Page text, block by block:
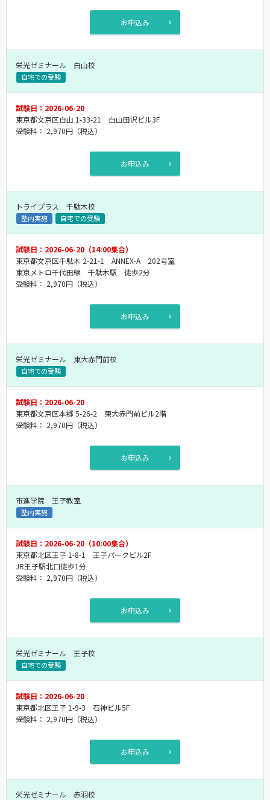
お申込み
栄光ゼミナール 白山校
自宅での受験
試験日：2026-06-20
東京都文京区白山 1-33-21 白山田沢ビル3F
受験料： 2,970円 （税込）
お申込み
トライプラス 千駄木校
塾内実施 自宅での受験
試験日：2026-06-20（14:00集合）
東京都文京区千駄木 2-21-1 ANNEX-A 202号室
東京メトロ千代田線 千駄木駅 徒歩2分
受験料： 2,970円 （税込）
お申込み
栄光ゼミナール 東大赤門前校
自宅での受験
試験日：2026-06-20
東京都文京区本郷 5-26-2 東大赤門前ビル2階
受験料： 2,970円 （税込）
お申込み
市進学院 王子教室
塾内実施
試験日：2026-06-20（10:00集合）
東京都北区王子 1-8-1 王子パークビル2F
JR王子駅北口徒歩1分
受験料： 2,970円 （税込）
お申込み
栄光ゼミナール 王子校
自宅での受験
試験日：2026-06-20
東京都北区王子 1-9-3 石神ビル5F
受験料： 2,970円 （税込）
お申込み
栄光ゼミナール 赤羽校